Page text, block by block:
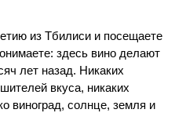
из Тбилиси и посещаете
здесь вино делают
лет назад. Никаких
вкуса, никаких
виноград, солнце, земля и